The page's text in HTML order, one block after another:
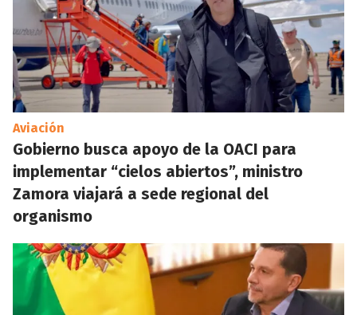
Aviación
Gobierno busca apoyo de la OACI para
implementar “cielos abiertos”, ministro
Zamora viajará a sede regional del
organismo